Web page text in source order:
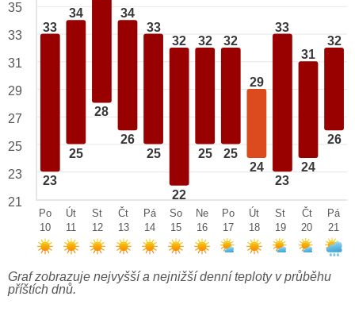
33
23
34
25
28
34
26
33
25
32
22
32
25
32
25
29
24
33
23
31
24
32
26
35
33
31
29
27
25
23
21
Po
10
Út
11
St
12
Čt
13
Pá
14
So
15
Ne
16
Po
17
Út
18
St
19
Čt
20
Pá
21
Graf zobrazuje nejvyšší a nejnižší denní teploty v průběhu
příštích dnů.